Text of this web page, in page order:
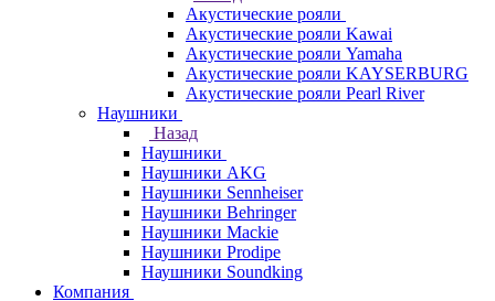
Акустические рояли
Акустические рояли Kawai
Акустические рояли Yamaha
Акустические рояли KAYSERBURG
Акустические рояли Pearl River
Наушники
Назад
Наушники
Наушники AKG
Наушники Sennheiser
Наушники Behringer
Наушники Mackie
Наушники Prodipe
Наушники Soundking
Компания